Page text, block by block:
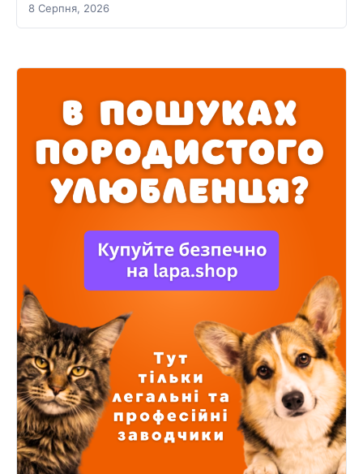
8 Серпня, 2026